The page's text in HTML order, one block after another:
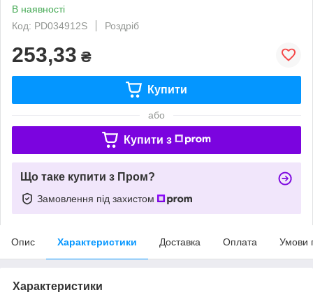
В наявності
Код: PD034912S
Роздріб
253,33 ₴
Купити
або
Купити з
Що таке купити з Пром?
Замовлення під захистом
Опис Характеристики Доставка Оплата Умови
Характеристики